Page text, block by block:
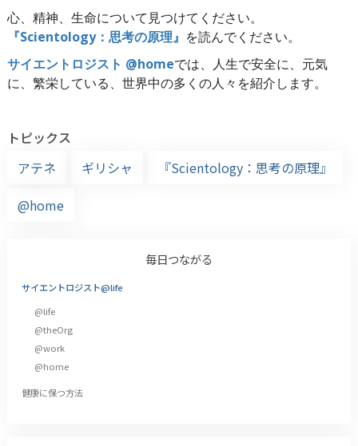
心、精神、生命について見つけてください。
『Scientology：思考の原理』 を読んでください。
サイエントロジスト @homeでは、人生で安全に、元気
に、繁栄している、世界中の多くの人々を紹介します。
トピックス
アテネ
ギリシャ
『Scientology：思考の原理』
@home
毎日つながる
サイエントロジスト@life
@life
@theOrg
@work
@home
健康に保つ方法